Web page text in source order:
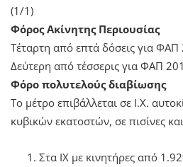
(1/1)
Φόρος Ακίνητης Περιουσίας
Τέταρτη από επτά δόσεις για
Δεύτερη από τέσσερις για ΦΑΠ
Φόρο πολυτελούς διαβίωσης
Το μέτρο επιβάλλεται σε Ι.Χ.
κυβικών εκατοστών, σε πισίνες
Στα ΙΧ με κινητήρες από